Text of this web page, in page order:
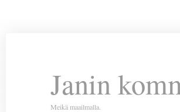
Janin
Meikä maailmalla.